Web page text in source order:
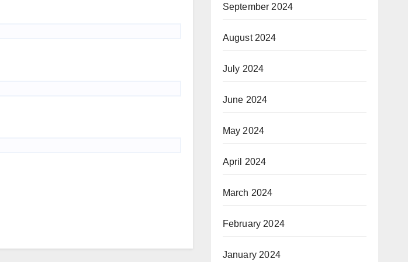
September 2024
August 2024
July 2024
June 2024
May 2024
April 2024
March 2024
February 2024
January 2024